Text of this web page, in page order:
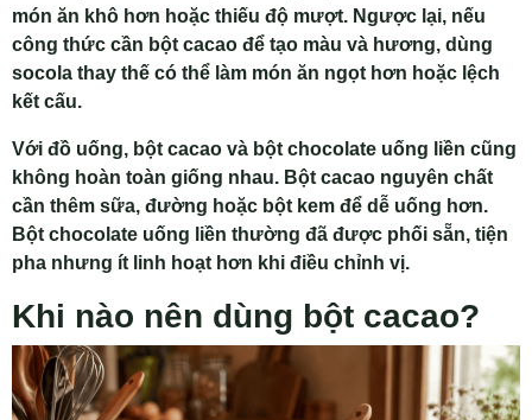
món ăn khô hơn hoặc thiếu độ mượt. Ngược lại, nếu
công thức cần bột cacao để tạo màu và hương, dùng
socola thay thế có thể làm món ăn ngọt hơn hoặc lệch
kết cấu.
Với đồ uống, bột cacao và bột chocolate uống liền cũng
không hoàn toàn giống nhau. Bột cacao nguyên chất
cần thêm sữa, đường hoặc bột kem để dễ uống hơn.
Bột chocolate uống liền thường đã được phối sẵn, tiện
pha nhưng ít linh hoạt hơn khi điều chỉnh vị.
Khi nào nên dùng bột cacao?